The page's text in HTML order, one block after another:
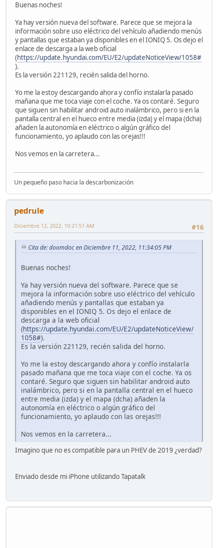
Buenas noches!
Ya hay versión nueva del software. Parece que se mejora la
información sobre uso eléctrico del vehículo añadiendo menús
y pantallas que estaban ya disponibles en el IONIQ 5. Os dejo el
enlace de descarga a la web oficial
(https://update.hyundai.com/EU/E2/updateNoticeView/1058#
).
Es la versión 221129, recién salida del horno.
Yo me la estoy descargando ahora y confío instalarla pasado
mañana que me toca viaje con el coche. Ya os contaré. Seguro
que siguen sin habilitar android auto inalámbrico, pero si en la
pantalla central en el hueco entre media (izda) y el mapa (dcha)
añaden la autonomía en eléctrico o algún gráfico del
funcionamiento, yo aplaudo con las orejas!!!
Nos vemos en la carretera...
Un pequeño paso hacia la descarbonización
pedrule
#16
Diciembre 12, 2022, 10:21:51 AM
Cita de: doomdoc en Diciembre 11, 2022, 11:34:05 PM
Buenas noches!
Ya hay versión nueva del software. Parece que se
mejora la información sobre uso eléctrico del vehículo
añadiendo menús y pantallas que estaban ya
disponibles en el IONIQ 5. Os dejo el enlace de
descarga a la web oficial
(https://update.hyundai.com/EU/E2/updateNoticeView/
1058#).
Es la versión 221129, recién salida del horno.
Yo me la estoy descargando ahora y confío instalarla
pasado mañana que me toca viaje con el coche. Ya os
contaré. Seguro que siguen sin habilitar android auto
inalámbrico, pero si en la pantalla central en el hueco
entre media (izda) y el mapa (dcha) añaden la
autonomía en eléctrico o algún gráfico del
funcionamiento, yo aplaudo con las orejas!!!
Nos vemos en la carretera...
Imagino que no es compatible para un PHEV de 2019 ¿verdad?
Enviado desde mi iPhone utilizando Tapatalk